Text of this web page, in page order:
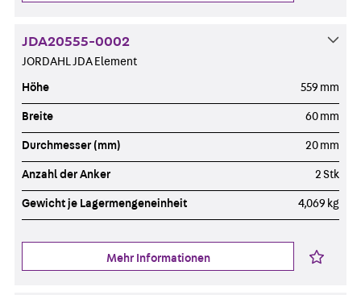
JDA20555-0002
JORDAHL JDA Element
Höhe 559 mm
Breite 60 mm
Durchmesser (mm) 20 mm
Anzahl der Anker 2 Stk
Gewicht je Lagermengeneinheit 4,069 kg
Mehr Informationen